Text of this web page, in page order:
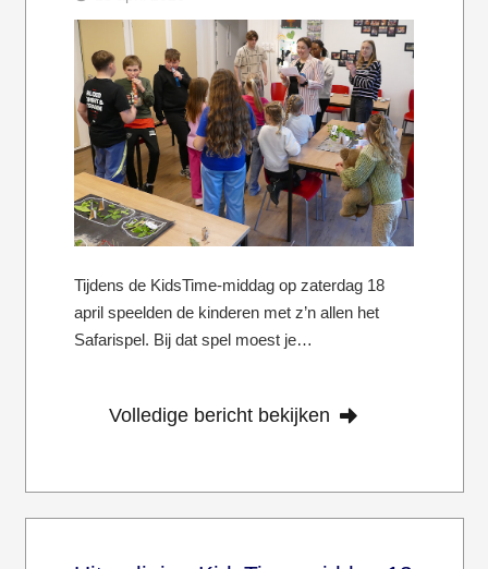
Tijdens de KidsTime-middag op zaterdag 18
april speelden de kinderen met z’n allen het
Safarispel. Bij dat spel moest je…
Volledige bericht bekijken